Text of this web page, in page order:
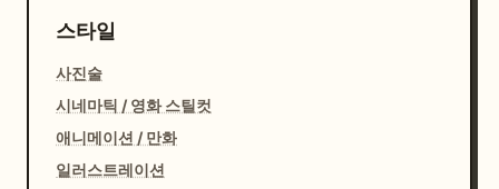
스타일
사진술
시네마틱 / 영화 스틸컷
애니메이션 / 만화
일러스트레이션